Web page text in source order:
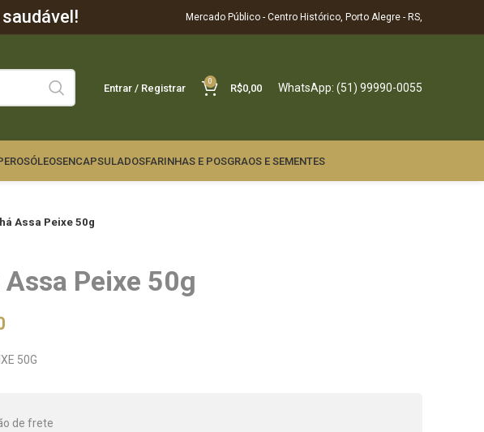
Mercado Público - Centro Histórico, Porto Alegre - RS,
Entrar / Registrar
0
R$0,00 WhatsApp: (51) 99990-0055
ÓLEOSENCAPSULADOSFARINHAS E POSGRAOS E SEMENTES
Assa Peixe 50g
Assa Peixe 50g
50G
de frete